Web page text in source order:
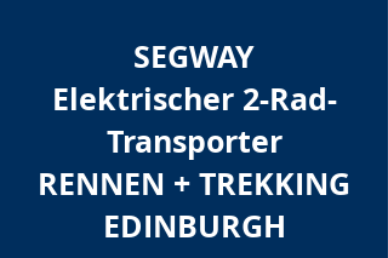
SEGWAY
Elektrischer 2-Rad-
Transporter
RENNEN + TREKKING
EDINBURGH